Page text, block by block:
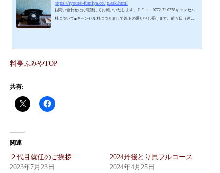
https://ryoutei-fumiya.co.jp/ask.html
お問い合わせはお電話にてお願いいたします。ＴＥＬ 0772-22-0238キャンセル
料について■キャンセル料につきまして以下の通り申し受けます。前々日（連絡
料亭ふみやTOP
共有:
関連
２代目就任のご挨拶
2023年7月23日
2024丹後とり貝フルコース
2024年4月25日